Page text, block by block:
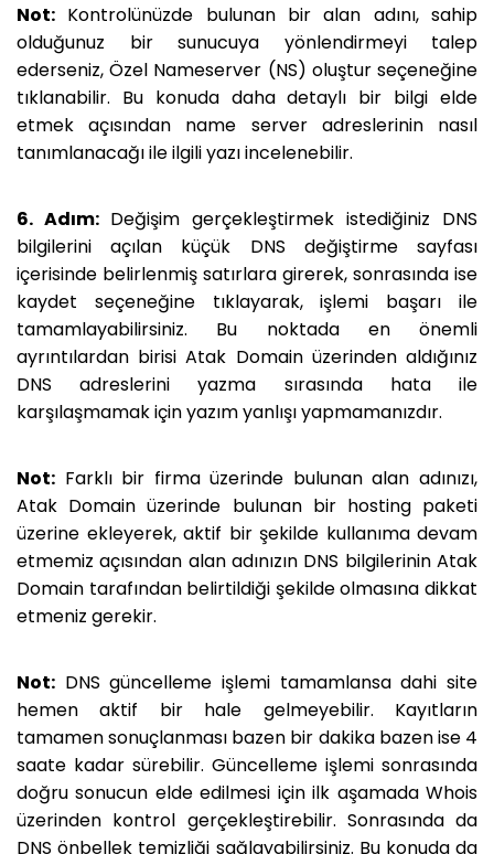
Not: Kontrolünüzde bulunan bir alan adını, sahip
olduğunuz bir sunucuya yönlendirmeyi talep
ederseniz, Özel Nameserver (NS) oluştur seçeneğine
tıklanabilir. Bu konuda daha detaylı bir bilgi elde
etmek açısından name server adreslerinin nasıl
tanımlanacağı ile ilgili yazı incelenebilir.
6. Adım: Değişim gerçekleştirmek istediğiniz DNS
bilgilerini açılan küçük DNS değiştirme sayfası
içerisinde belirlenmiş satırlara girerek, sonrasında ise
kaydet seçeneğine tıklayarak, işlemi başarı ile
tamamlayabilirsiniz. Bu noktada en önemli
ayrıntılardan birisi Atak Domain üzerinden aldığınız
DNS adreslerini yazma sırasında hata ile
karşılaşmamak için yazım yanlışı yapmamanızdır.
Not: Farklı bir firma üzerinde bulunan alan adınızı,
Atak Domain üzerinde bulunan bir hosting paketi
üzerine ekleyerek, aktif bir şekilde kullanıma devam
etmemiz açısından alan adınızın DNS bilgilerinin Atak
Domain tarafından belirtildiği şekilde olmasına dikkat
etmeniz gerekir.
Not: DNS güncelleme işlemi tamamlansa dahi site
hemen aktif bir hale gelmeyebilir. Kayıtların
tamamen sonuçlanması bazen bir dakika bazen ise 4
saate kadar sürebilir. Güncelleme işlemi sonrasında
doğru sonucun elde edilmesi için ilk aşamada Whois
üzerinden kontrol gerçekleştirebilir. Sonrasında da
DNS önbellek temizliği sağlayabilirsiniz. Bu konuda da